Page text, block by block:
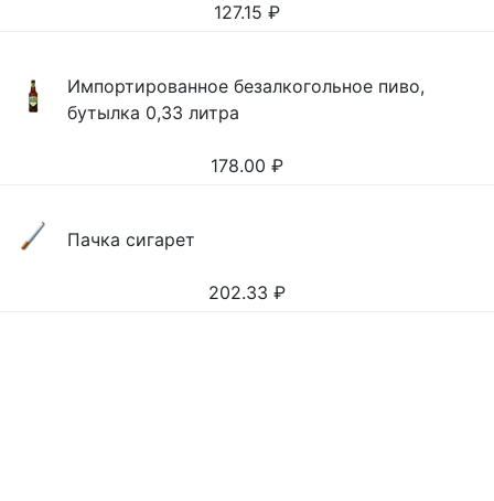
127.15 ₽
Импортированное безалкогольное пиво,
бутылка 0,33 литра
178.00 ₽
Пачка сигарет
202.33 ₽